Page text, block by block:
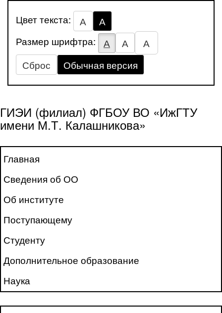
Цвет текста: А
А
Размер шрифтра:
А А
А
Сброс
Обычная версия
ГИЭИ (филиал) ФГБОУ ВО «ИжГТУ
имени М.Т. Калашникова»
Главная
Сведения об ОО
Об институте
Поступающему
Студенту
Дополнительное образование
Наука